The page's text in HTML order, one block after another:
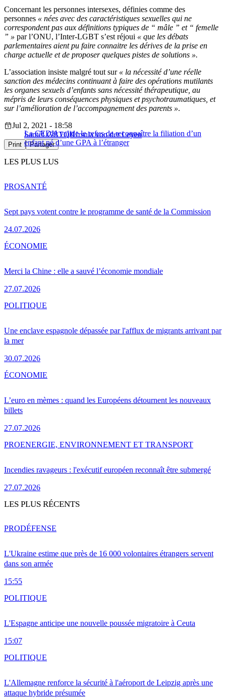
Concernant les personnes intersexes, définies comme des
personnes « nées avec des caractéristiques sexuelles qui ne
correspondent pas aux définitions typiques de “ mâle ” et “ femelle
” » par l’ONU, l’Inter-LGBT s’est réjoui « que les débats
parlementaires aient pu faire connaitre les dérives de la prise en
charge actuelle et de proposer quelques pistes de solutions ».
L’association insiste malgré tout sur « la nécessité d’une réelle
sanction des médecins continuant à faire des opérations mutilants
les organes sexuels d’enfants sans nécessité thérapeutique, au
mépris de leurs conséquences physiques et psychotraumatiques, et
sur l’amélioration de l’accompagnement des parents ».
La CEDH valide le refus de reconnaître la filiation d’un
enfant né d’une GPA à l’étranger
Jul 2, 2021 - 18:58
SantéLGBTQIUrsula von der Leyen
Print Partager
LES PLUS LUS
Sept pays votent contre le programme de santé de la Commission
24.07.2026
PROSANTÉ
Merci la Chine : elle a sauvé l’économie mondiale
27.07.2026
ÉCONOMIE
Une enclave espagnole dépassée par l'afflux de migrants arrivant par
la mer
30.07.2026
POLITIQUE
L’euro en mèmes : quand les Européens détournent les nouveaux
billets
27.07.2026
ÉCONOMIE
Incendies ravageurs : l'exécutif européen reconnaît être submergé
27.07.2026
PROENERGIE, ENVIRONNEMENT ET TRANSPORT
LES PLUS RÉCENTS
L'Ukraine estime que près de 16 000 volontaires étrangers servent
dans son armée
15:55
PRODÉFENSE
L'Espagne anticipe une nouvelle poussée migratoire à Ceuta
15:07
POLITIQUE
L'Allemagne renforce la sécurité à l'aéroport de Leipzig après une
attaque hybride présumée
POLITIQUE